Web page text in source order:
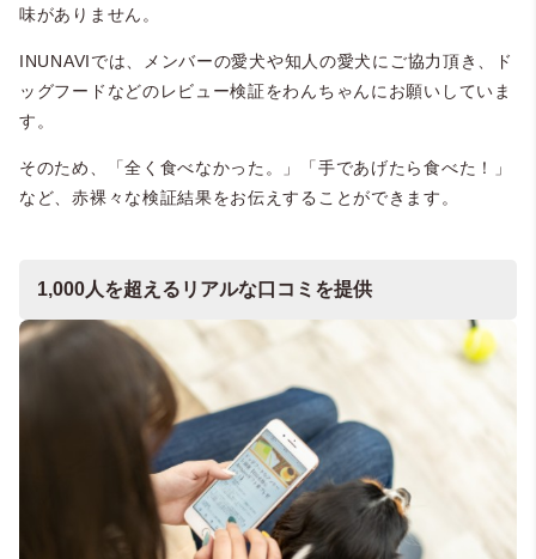
味がありません。
INUNAVIでは、メンバーの愛犬や知人の愛犬にご協力頂き、ド
ッグフードなどのレビュー検証をわんちゃんにお願いしていま
す。
そのため、「全く食べなかった。」「手であげたら食べた！」
など、赤裸々な検証結果をお伝えすることができます。
1,000人を超えるリアルな口コミを提供